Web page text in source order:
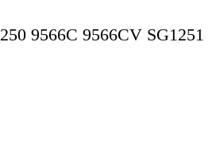
9566C 9566CV SG1251